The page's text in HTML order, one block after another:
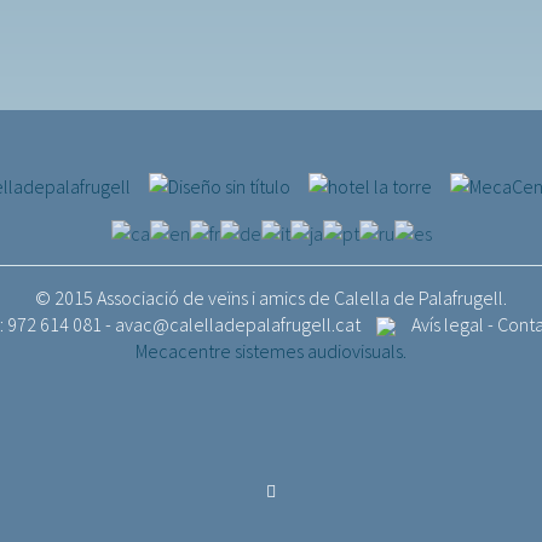
© 2015 Associació de veïns i amics de Calella de Palafrugell.
972 614 081 - avac@calelladepalafrugell.cat Avís legal -
Mecacentre sistemes audiovisuals.